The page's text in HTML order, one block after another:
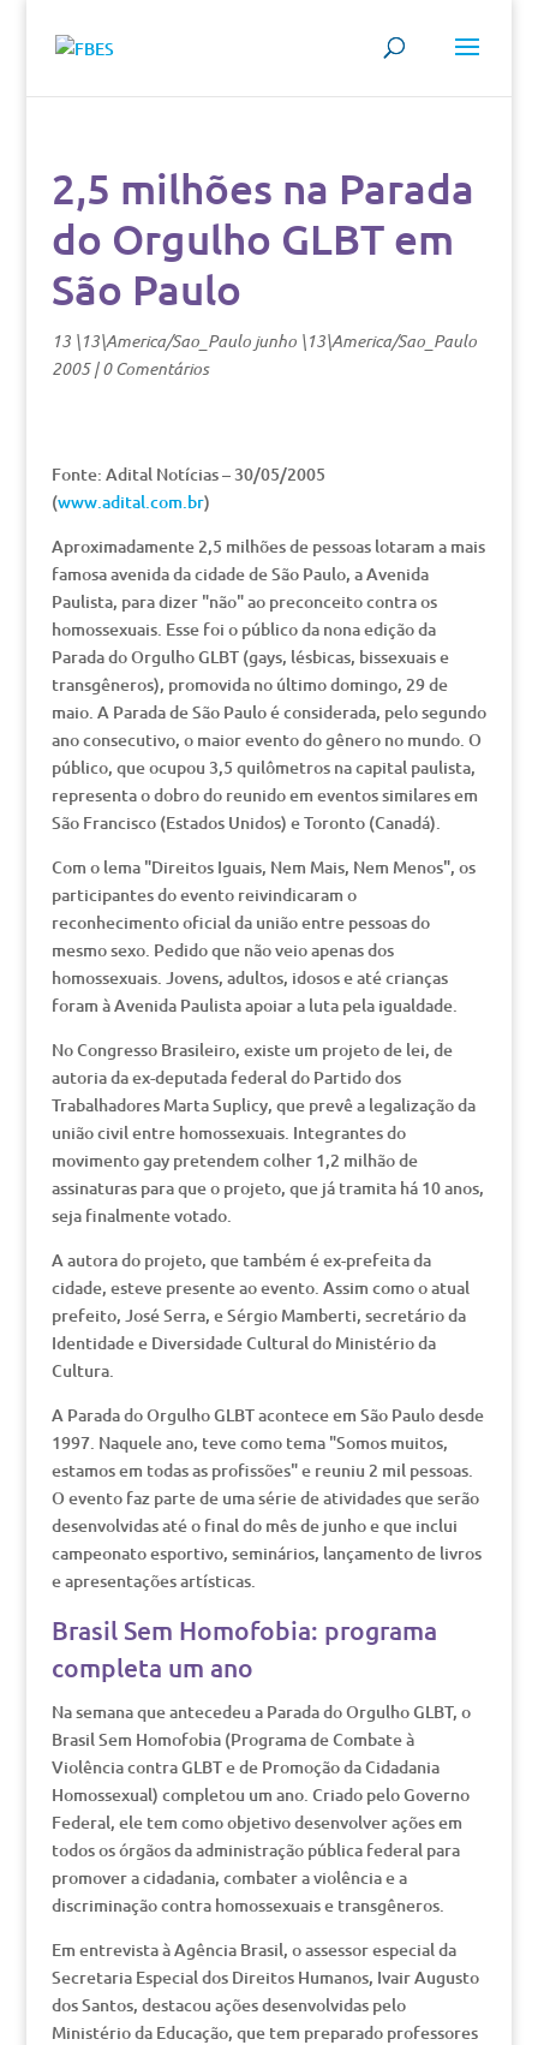
2,5 milhões na Parada
do Orgulho GLBT em
São Paulo
13 \13\America/Sao_Paulo junho \13\America/Sao_Paulo
2005|0 Comentários
Fonte: Adital Notícias – 30/05/2005
(www.adital.com.br)
Aproximadamente 2,5 milhões de pessoas lotaram a mais
famosa avenida da cidade de São Paulo, a Avenida
Paulista, para dizer "não" ao preconceito contra os
homossexuais. Esse foi o público da nona edição da
Parada do Orgulho GLBT (gays, lésbicas, bissexuais e
transgêneros), promovida no último domingo, 29 de
maio. A Parada de São Paulo é considerada, pelo segundo
ano consecutivo, o maior evento do gênero no mundo. O
público, que ocupou 3,5 quilômetros na capital paulista,
representa o dobro do reunido em eventos similares em
São Francisco (Estados Unidos) e Toronto (Canadá).
Com o lema "Direitos Iguais, Nem Mais, Nem Menos", os
participantes do evento reivindicaram o
reconhecimento oficial da união entre pessoas do
mesmo sexo. Pedido que não veio apenas dos
homossexuais. Jovens, adultos, idosos e até crianças
foram à Avenida Paulista apoiar a luta pela igualdade.
No Congresso Brasileiro, existe um projeto de lei, de
autoria da ex-deputada federal do Partido dos
Trabalhadores Marta Suplicy, que prevê a legalização da
união civil entre homossexuais. Integrantes do
movimento gay pretendem colher 1,2 milhão de
assinaturas para que o projeto, que já tramita há 10 anos,
seja finalmente votado.
A autora do projeto, que também é ex-prefeita da
cidade, esteve presente ao evento. Assim como o atual
prefeito, José Serra, e Sérgio Mamberti, secretário da
Identidade e Diversidade Cultural do Ministério da
Cultura.
A Parada do Orgulho GLBT acontece em São Paulo desde
1997. Naquele ano, teve como tema "Somos muitos,
estamos em todas as profissões" e reuniu 2 mil pessoas.
O evento faz parte de uma série de atividades que serão
desenvolvidas até o final do mês de junho e que inclui
campeonato esportivo, seminários, lançamento de livros
e apresentações artísticas.
Brasil Sem Homofobia: programa
completa um ano
Na semana que antecedeu a Parada do Orgulho GLBT, o
Brasil Sem Homofobia (Programa de Combate à
Violência contra GLBT e de Promoção da Cidadania
Homossexual) completou um ano. Criado pelo Governo
Federal, ele tem como objetivo desenvolver ações em
todos os órgãos da administração pública federal para
promover a cidadania, combater a violência e a
discriminação contra homossexuais e transgêneros.
Em entrevista à Agência Brasil, o assessor especial da
Secretaria Especial dos Direitos Humanos, Ivair Augusto
dos Santos, destacou ações desenvolvidas pelo
Ministério da Educação, que tem preparado professores